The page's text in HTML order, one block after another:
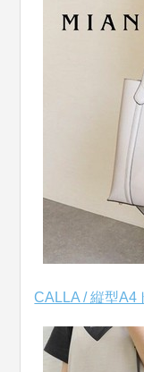
CALLA / 縦型